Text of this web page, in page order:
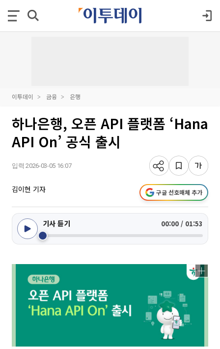
이투데이 금융 은행
하나은행, 오픈 API 플랫폼 ‘Hana
API On’ 공식 출시
입력 2026-03-05 16:07
김이현 기자 구글 선호매체 추가
기사 듣기 00:00 / 01:53